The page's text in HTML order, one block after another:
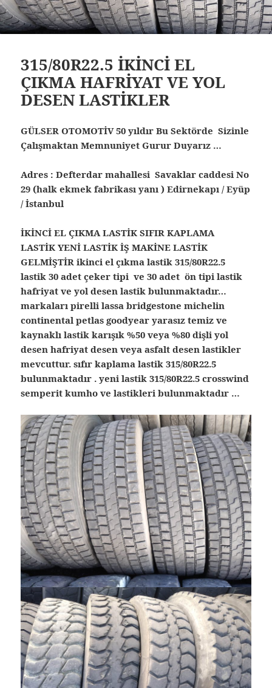
315/80R22.5 İKİNCİ EL
ÇIKMA HAFRİYAT VE YOL
DESEN LASTİKLER
GÜLSER OTOMOTİV 50 yıldır Bu Sektörde Sizinle
Çalışmaktan Memnuniyet Gurur Duyarız …
Adres : Defterdar mahallesi Savaklar caddesi No
29 (halk ekmek fabrikası yanı ) Edirnekapı / Eyüp
/ İstanbul
İKİNCİ EL ÇIKMA LASTİK SIFIR KAPLAMA
LASTİK YENİ LASTİK İŞ MAKİNE LASTİK
GELMİŞTİR ikinci el çıkma lastik 315/80R22.5
lastik 30 adet çeker tipi ve 30 adet ön tipi lastik
hafriyat ve yol desen lastik bulunmaktadır…
markaları pirelli lassa bridgestone michelin
continental petlas goodyear yarasız temiz ve
kaynaklı lastik karışık %50 veya %80 dişli yol
desen hafriyat desen veya asfalt desen lastikler
mevcuttur. sıfır kaplama lastik 315/80R22.5
bulunmaktadır . yeni lastik 315/80R22.5 crosswind
semperit kumho ve lastikleri bulunmaktadır …